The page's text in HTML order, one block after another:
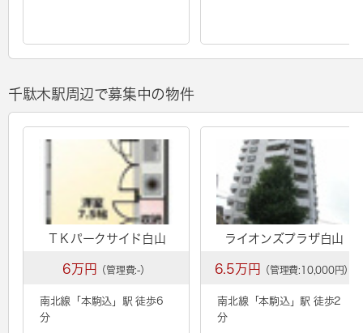
千駄木駅周辺で募集中の物件
ＴＫパークサイド白山
6万円 （管理費:-）
南北線「 本駒込 」駅 徒歩6
分
ライオンズプラザ白山
6.5万円 （管理費:10,000円）
南北線「本駒込 」駅 徒歩2
分